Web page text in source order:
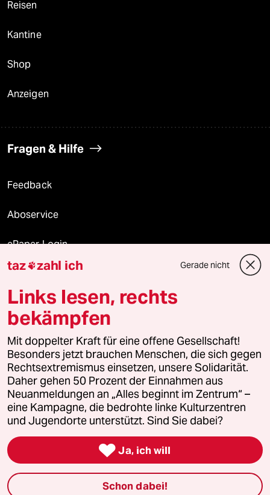
Reisen
Kantine
Shop
Anzeigen
Fragen & Hilfe
Feedback
Aboservice
ePaper Login
Downloads für Abonnierende
© 2026 taz Verlags und Vertriebs GmbH
Alle Rechte vorbehalten. Bei rechtlichen Fragen oder für Genehmigungen
wenden Sie sich bitte an
lizenzen@taz.de
Feedback Redaktionsstatut Kommune-Richtlinien
Leitlinie Informant Datenschutz Impressum AGB
Seitenwende Einwilligungen widerrufen (Ads)
taz zahl ich Gerade nicht
Links lesen, rechts
bekämpfen
Mit doppelter Kraft für eine offene Gesellschaft!
Besonders jetzt brauchen Menschen, die sich gegen
Rechtsextremismus einsetzen, unsere Solidarität.
Daher gehen 50 Prozent der Einnahmen aus
Neuanmeldungen an „Alles beginnt im Zentrum“ –
eine Kampagne, die bedrohte linke Kulturzentren
und Jugendorte unterstützt. Sind Sie dabei?
 Ja, ich will
Schon dabei!